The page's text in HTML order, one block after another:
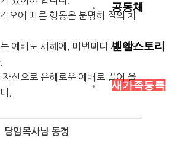
공동체
벧엘스토리
새가족등록
오에 따른 행동은 분명히 질의 차
예배도 새해에, 매번마다 새 각오
자신으로 은혜로운 예배로 끌어 올
.
담임목사님 동정